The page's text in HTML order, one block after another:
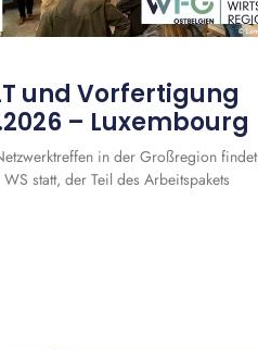
und Vorfertigung
– Luxembourg
in der Großregion findet
statt, der Teil des Arbeitspakets